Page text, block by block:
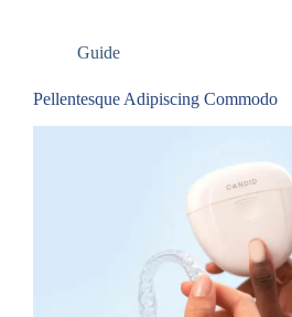
Guide
Pellentesque Adipiscing Commodo